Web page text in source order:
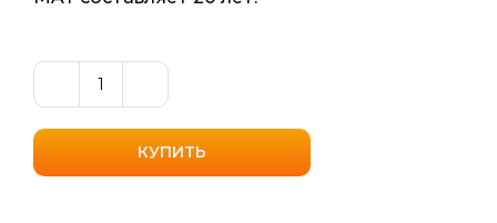
Количество
товара
Греющий
мат
КУПИТЬ